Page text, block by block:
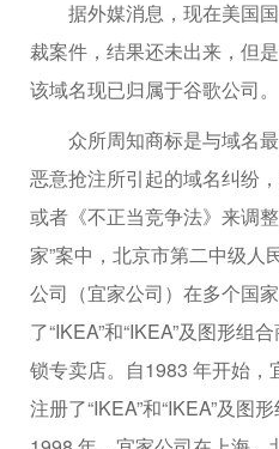
据外媒消息，现在美国国
裁案件，结果还未出来，但
该域名现已归属于谷歌公司。
众所周知商标是与域名最
恶意抢注所引起的域名纠纷
或者《不正当竞争法》来调
家”案中，北京市第二中级人
公司（宜家公司）在多个国
了“IKEA”和“IKEA”及图形组
锁专卖店。自1983 年开始，
注册了“IKEA”和“IKEA”及图